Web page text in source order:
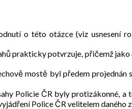
o této otázce (viz usnesení
prakticky potvrzuje, přičemž
mostě byl předem
Policie ČR byly protizákonné,
Police ČR velitelem daného